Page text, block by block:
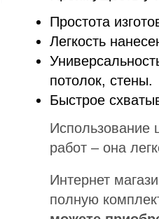
Простота
Легкость
потолок, стены.
Быстрое
Использование
работ – она
Интернет
полную